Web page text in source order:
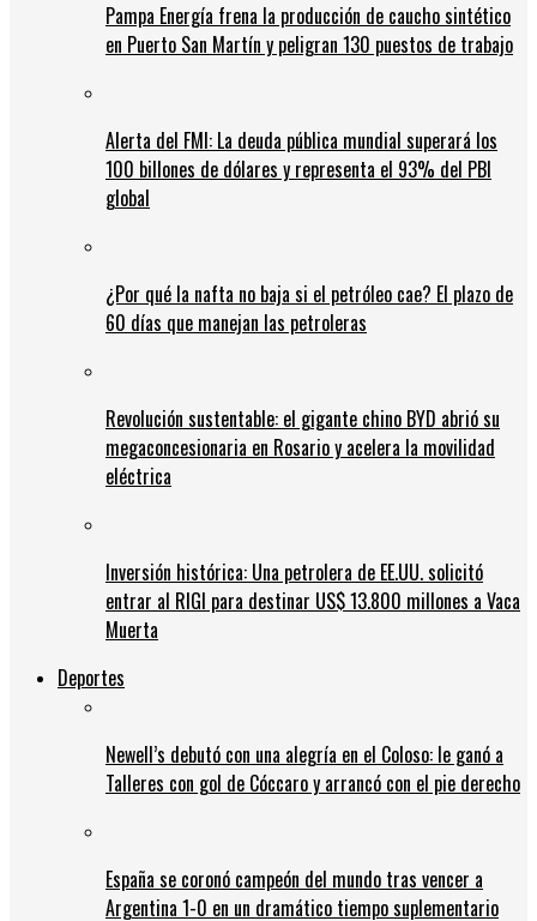
Pampa Energía frena la producción de caucho sintético
en Puerto San Martín y peligran 130 puestos de trabajo
Alerta del FMI: La deuda pública mundial superará los
100 billones de dólares y representa el 93% del PBI
global
¿Por qué la nafta no baja si el petróleo cae? El plazo de
60 días que manejan las petroleras
Revolución sustentable: el gigante chino BYD abrió su
megaconcesionaria en Rosario y acelera la movilidad
eléctrica
Inversión histórica: Una petrolera de EE.UU. solicitó
entrar al RIGI para destinar US$ 13.800 millones a Vaca
Muerta
Deportes
Newell’s debutó con una alegría en el Coloso: le ganó a
Talleres con gol de Cóccaro y arrancó con el pie derecho
España se coronó campeón del mundo tras vencer a
Argentina 1-0 en un dramático tiempo suplementario